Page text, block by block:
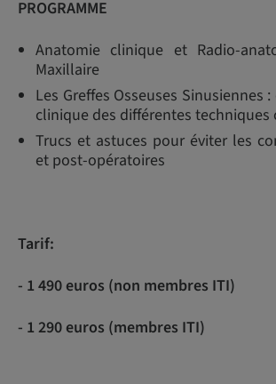
PROGRAMME
Anatomie clinique et Radio-
Maxillaire
Les Greffes Osseuses Sinusiennes
clinique des différentes techniques
Trucs et astuces pour éviter les
et post-opératoires
Tarif:
- 1 490 euros (non membres ITI)
- 1 290 euros (membres ITI)